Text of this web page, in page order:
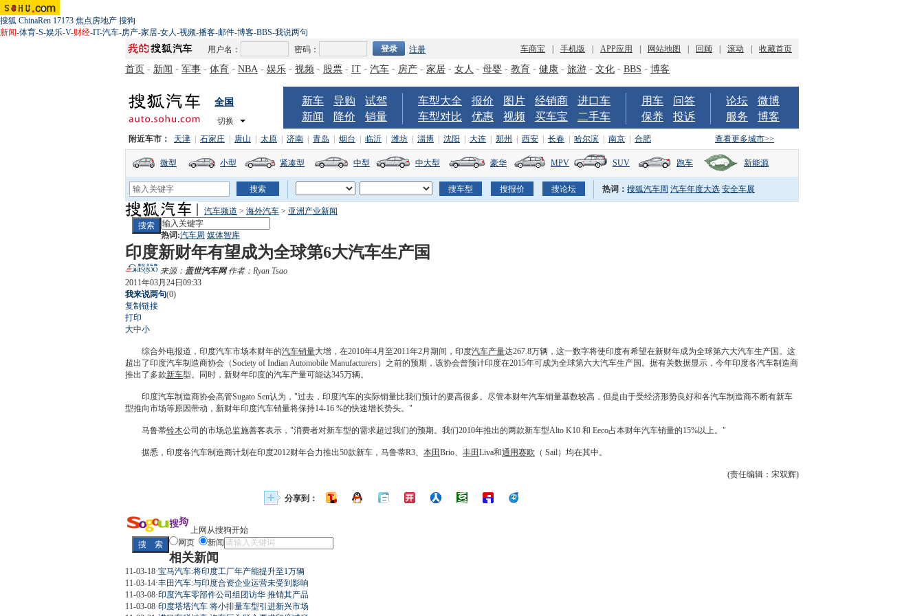
搜狐 ChinaRen 17173 焦点房地产 搜狗
新闻-体育-S-娱乐-V-财经-IT-汽车-房产-家居-女人-视频-播客-邮件-博客-BBS-我说两句
用户名：
密码： 注册 车商宝 手机版 APP应用 网站地图 回顾 滚动 收藏首页
首页 - 新闻 - 军事 - 体育 - NBA - 娱乐 - 视频 - 股票 - IT - 汽车 - 房产 - 家居 - 女人 - 母婴 - 教育 - 健康 - 旅游 - 文化 - BBS - 博客
全国
切换
新车 导购
试驾
新闻
降价 销量
车型大全 报价 图片 经销商
进口车
车型对比
优惠 视频 买车宝 二手车
用车
问答
保养
投诉
论坛
微博
服务
博客
查看更多城市>>
附近车市： 天津 石家庄 唐山 太原 济南 青岛 烟台 临沂 潍坊 淄博 沈阳 大连 郑州 西安 长春 哈尔滨 南京 合肥
微型 小型 紧凑型 中型 中大型 豪华 MPV SUV 跑车 新能源
热词： 搜狐汽车周 汽车年度大选 安全车展
汽车频道 > 海外汽车 > 亚洲产业新闻
热词:汽车周 媒体智库
印度新财年有望成为全球第6大汽车生产国
来源： 盖世汽车网作者：Ryan Tsao
2011年03月24日09:33
我来说两句(0)
复制链接
打印
大中小
综合外电报道，印度汽车市场本财年的汽车销量大增，在2010年4月至2011年2月期间，印度汽车产量达267.8万辆，这一数字将使印度有希望在新财年成为全球第六大汽车生产国。这
超出了印度汽车制造商协会（Society of Indian Automobile Manufacturers）之前的预期，该协会曾预计印度在2015年可成为全球第六大汽车生产国。据有关数据显示，今年印度各汽车制造商
推出了多款新车型。同时，新财年印度的汽车产量可能达345万辆。
印度汽车制造商协会高管Sugato Sen认为，"过去，印度汽车的实际销量比我们预计的要高很多。尽管本财年汽车销量基数较高，但是由于受经济形势良好和各汽车制造商不断有新车
型推向市场等原因带动，新财年印度汽车销量将保持14-16 %的快速增长势头。"
马鲁蒂铃木公司的市场总监施善客表示，"消费者对新车型的需求超过我们的预期。我们2010年推出的两款新车型Alto K10 和 Eeco占本财年汽车销量的15%以上。"
据悉，印度各汽车制造商计划在印度2012财年合力推出50款新车 ，马鲁蒂R3、 本田Brio、 丰田Liva和通用赛欧 （ Sail）均在其中。
(责任编辑：宋双辉)
分享到：
上网从搜狗开始
网页
新闻
相关新闻
11-03-18·宝马汽车:将印度工厂年产能提升至1万辆
11-03-14·丰田汽车:与印度合资企业运营未受到影响
11-03-08·印度汽车零部件公司组团访华 推销其产品
11-03-08·印度塔塔汽车 将小排量车型引进新兴市场